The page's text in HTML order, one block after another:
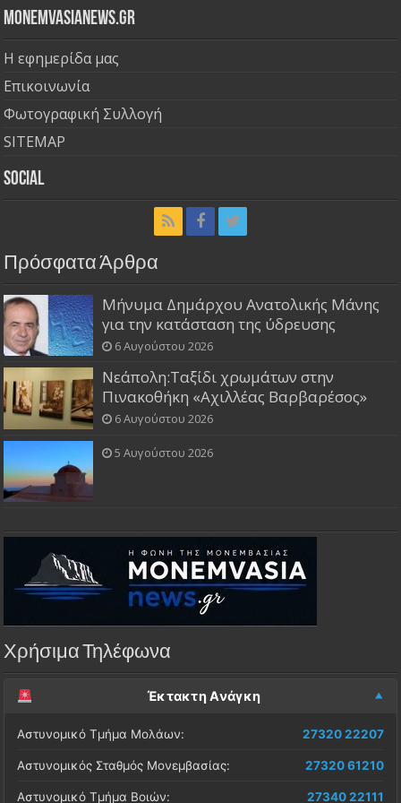
Monemvasianews.gr
Η εφημερίδα μας
Επικοινωνία
Φωτογραφική Συλλογή
SITEMAP
Social
Πρόσφατα Άρθρα
Μήνυμα Δημάρχου Ανατολικής Μάνης
για την κατάσταση της ύδρευσης
6 Αυγούστου 2026
Νεάπολη:Ταξίδι χρωμάτων στην
Πινακοθήκη «Αχιλλέας Βαρβαρέσος»
6 Αυγούστου 2026
5 Αυγούστου 2026
Χρήσιμα Τηλέφωνα
Έκτακτη Ανάγκη
Αστυνομικό Τμήμα Μολάων: 27320 22207
Αστυνομικός Σταθμός Μονεμβασίας: 27320 61210
Αστυνομικό Τμήμα Βοιών: 27340 22111